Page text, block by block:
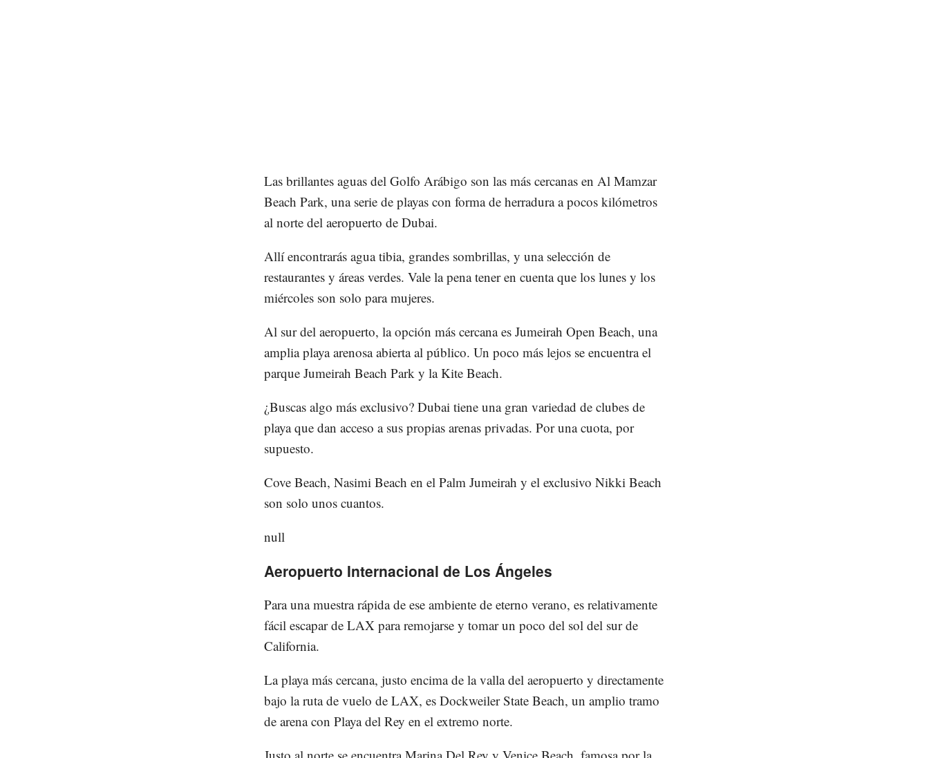
Las brillantes aguas del Golfo Arábigo son las más cercanas en Al Mamzar
Beach Park, una serie de playas con forma de herradura a pocos kilómetros
al norte del aeropuerto de Dubai.
Allí encontrarás agua tibia, grandes sombrillas, y una selección de
restaurantes y áreas verdes. Vale la pena tener en cuenta que los lunes y los
miércoles son solo para mujeres.
Al sur del aeropuerto, la opción más cercana es Jumeirah Open Beach, una
amplia playa arenosa abierta al público. Un poco más lejos se encuentra el
parque Jumeirah Beach Park y la Kite Beach.
¿Buscas algo más exclusivo? Dubai tiene una gran variedad de clubes de
playa que dan acceso a sus propias arenas privadas. Por una cuota, por
supuesto.
Cove Beach, Nasimi Beach en el Palm Jumeirah y el exclusivo Nikki Beach
son solo unos cuantos.
null
Aeropuerto Internacional de Los Ángeles
Para una muestra rápida de ese ambiente de eterno verano, es relativamente
fácil escapar de LAX para remojarse y tomar un poco del sol del sur de
California.
La playa más cercana, justo encima de la valla del aeropuerto y directamente
bajo la ruta de vuelo de LAX, es Dockweiler State Beach, un amplio tramo
de arena con Playa del Rey en el extremo norte.